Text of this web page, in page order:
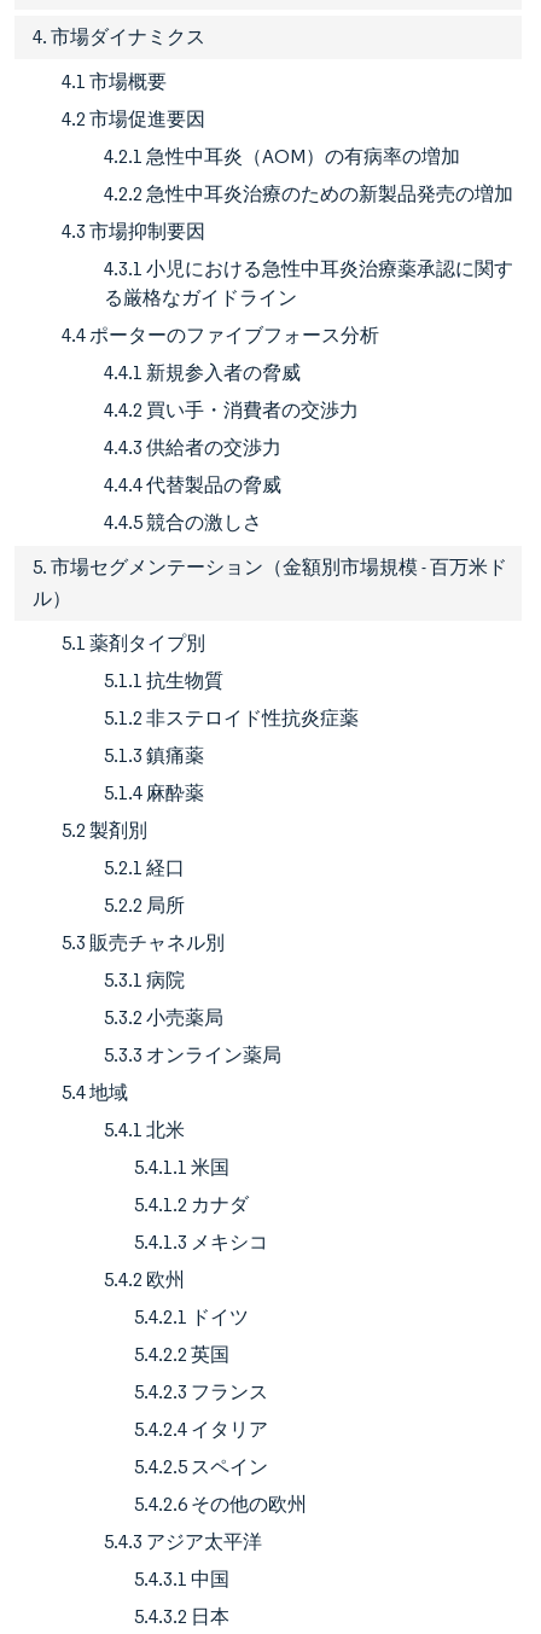
4. 市場ダイナミクス
4.1 市場概要
4.2 市場促進要因
4.2.1 急性中耳炎（AOM）の有病率の増加
4.2.2 急性中耳炎治療のための新製品発売の増加
4.3 市場抑制要因
4.3.1 小児における急性中耳炎治療薬承認に関す
る厳格なガイドライン
4.4 ポーターのファイブフォース分析
4.4.1 新規参入者の脅威
4.4.2 買い手・消費者の交渉力
4.4.3 供給者の交渉力
4.4.4 代替製品の脅威
4.4.5 競合の激しさ
5. 市場セグメンテーション（金額別市場規模 - 百万米ド
ル）
5.1 薬剤タイプ別
5.1.1 抗生物質
5.1.2 非ステロイド性抗炎症薬
5.1.3 鎮痛薬
5.1.4 麻酔薬
5.2 製剤別
5.2.1 経口
5.2.2 局所
5.3 販売チャネル別
5.3.1 病院
5.3.2 小売薬局
5.3.3 オンライン薬局
5.4 地域
5.4.1 北米
5.4.1.1 米国
5.4.1.2 カナダ
5.4.1.3 メキシコ
5.4.2 欧州
5.4.2.1 ドイツ
5.4.2.2 英国
5.4.2.3 フランス
5.4.2.4 イタリア
5.4.2.5 スペイン
5.4.2.6 その他の欧州
5.4.3 アジア太平洋
5.4.3.1 中国
5.4.3.2 日本